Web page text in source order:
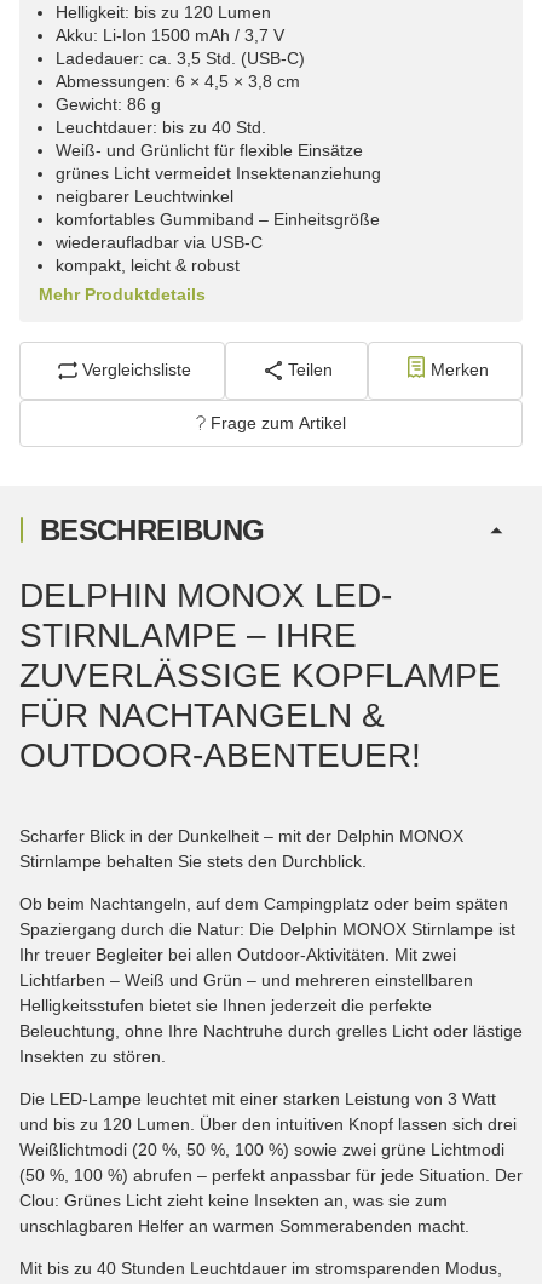
Helligkeit: bis zu 120 Lumen
Akku: Li-Ion 1500 mAh / 3,7 V
Ladedauer: ca. 3,5 Std. (USB-C)
Abmessungen: 6 × 4,5 × 3,8 cm
Gewicht: 86 g
Leuchtdauer: bis zu 40 Std.
Weiß- und Grünlicht für flexible Einsätze
grünes Licht vermeidet Insektenanziehung
neigbarer Leuchtwinkel
komfortables Gummiband – Einheitsgröße
wiederaufladbar via USB-C
kompakt, leicht & robust
Mehr Produktdetails
Vergleichsliste Teilen Merken
Frage zum Artikel
BESCHREIBUNG
DELPHIN MONOX LED-
STIRNLAMPE – IHRE
ZUVERLÄSSIGE KOPFLAMPE
FÜR NACHTANGELN &
OUTDOOR-ABENTEUER!
Scharfer Blick in der Dunkelheit – mit der Delphin MONOX
Stirnlampe behalten Sie stets den Durchblick.
Ob beim Nachtangeln, auf dem Campingplatz oder beim späten
Spaziergang durch die Natur: Die Delphin MONOX Stirnlampe ist
Ihr treuer Begleiter bei allen Outdoor-Aktivitäten. Mit zwei
Lichtfarben – Weiß und Grün – und mehreren einstellbaren
Helligkeitsstufen bietet sie Ihnen jederzeit die perfekte
Beleuchtung, ohne Ihre Nachtruhe durch grelles Licht oder lästige
Insekten zu stören.
Die LED-Lampe leuchtet mit einer starken Leistung von 3 Watt
und bis zu 120 Lumen. Über den intuitiven Knopf lassen sich drei
Weißlichtmodi (20 %, 50 %, 100 %) sowie zwei grüne Lichtmodi
(50 %, 100 %) abrufen – perfekt anpassbar für jede Situation. Der
Clou: Grünes Licht zieht keine Insekten an, was sie zum
unschlagbaren Helfer an warmen Sommerabenden macht.
Mit bis zu 40 Stunden Leuchtdauer im stromsparenden Modus,